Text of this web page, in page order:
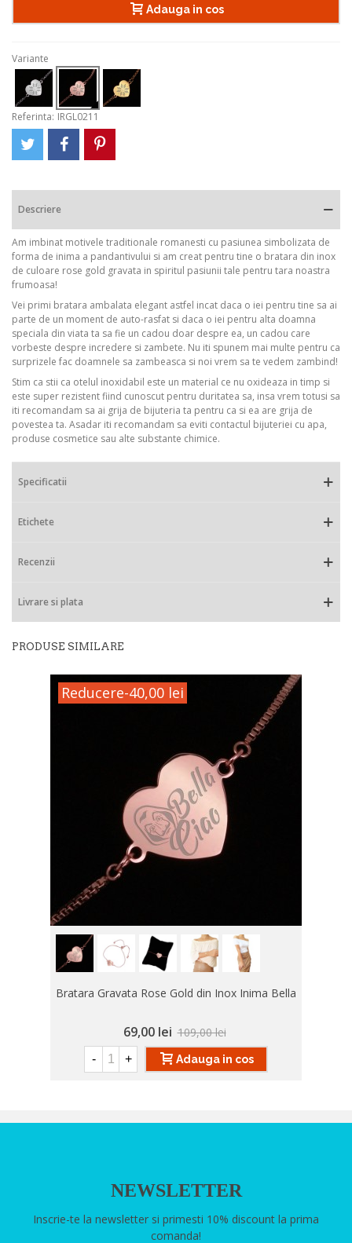
Adauga in cos
Variante
Referinta: IRGL0211
Descriere
Am imbinat motivele traditionale romanesti cu pasiunea simbolizata de
forma de inima a pandantivului si am creat pentru tine o bratara din inox
de culoare rose gold gravata in spiritul pasiunii tale pentru tara noastra
frumoasa!
Vei primi bratara ambalata elegant astfel incat daca o iei pentru tine sa ai
parte de un moment de auto-rasfat si daca o iei pentru alta doamna
speciala din viata ta sa fie un cadou doar despre ea, un cadou care
vorbeste despre incredere si zambete. Nu iti spunem mai multe pentru ca
surprizele fac doamnele sa zambeasca si noi vrem sa te vedem zambind!
Stim ca stii ca otelul inoxidabil este un material ce nu oxideaza in timp si
este super rezistent fiind cunoscut pentru duritatea sa, insa vrem totusi sa
iti recomandam sa ai grija de bijuteria ta pentru ca si ea are grija de
povestea ta. Asadar iti recomandam sa eviti contactul bijuteriei cu apa,
produse cosmetice sau alte substante chimice.
Specificatii
Etichete
Recenzii
Livrare si plata
PRODUSE SIMILARE
Reducere-40,00 lei
Bratara Gravata Rose Gold din Inox Inima Bella
69,00 lei 109,00 lei
- + Adauga in cos
NEWSLETTER
Inscrie-te la newsletter si primesti 10% discount la prima
comanda!